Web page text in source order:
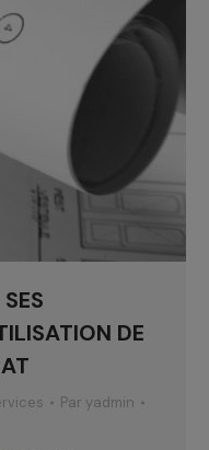
DE
Par yadmin